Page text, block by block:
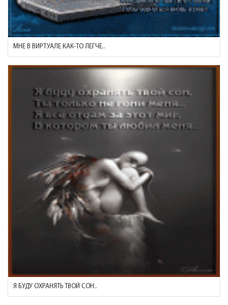
МНЕ В ВИРТУАЛЕ КАК-ТО ЛЕГЧЕ..
Я БУДУ ОХРАНЯТЬ ТВОЙ СОН..